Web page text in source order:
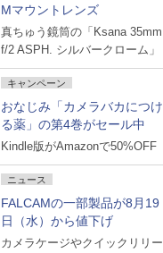
Mマウントレンズ
真ちゅう鏡筒の「Ksana 35mm
f/2 ASPH. シルバークローム」
キャンペーン
おなじみ「カメラバカにつけ
る薬」の第4巻がセール中
Kindle版がAmazonで50%OFF
ニュース
FALCAMの一部製品が8月19
日（水）から値下げ
カメラケージやクイックリリー